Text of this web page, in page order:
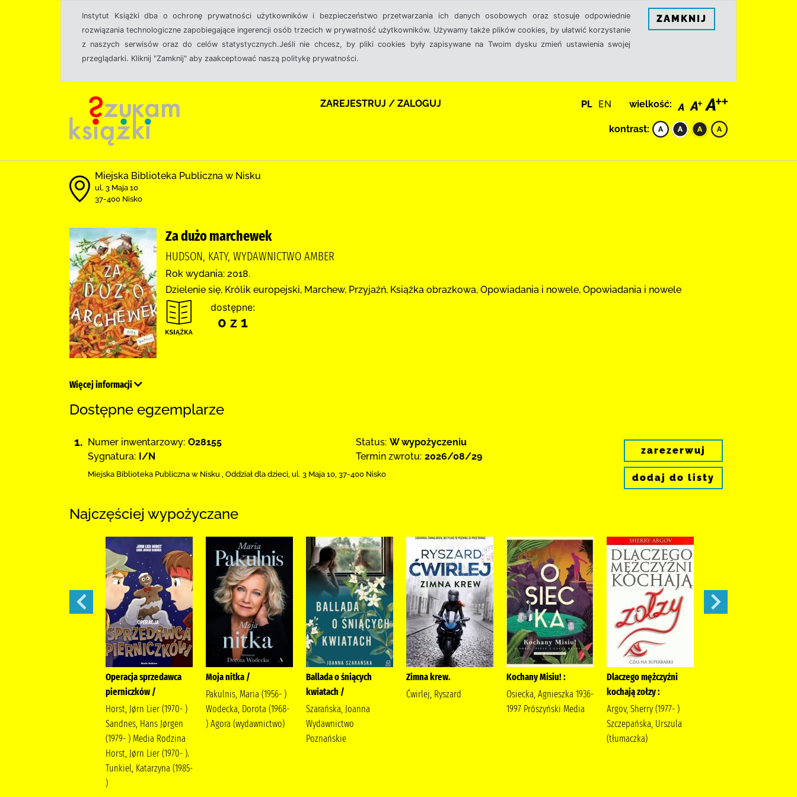
Instytut Książki dba o ochronę prywatności użytkowników i bezpieczeństwo przetwarzania ich danych osobowych oraz stosuje odpowiednie
rozwiązania technologiczne zapobiegające ingerencji osób trzecich w prywatność użytkowników. Używamy także plików cookies, by ułatwić korzystanie
z naszych serwisów oraz do celów statystycznych.Jeśli nie chcesz, by pliki cookies były zapisywane na Twoim dysku zmień ustawienia swojej
przeglądarki. Kliknij "Zamknij" aby zaakceptować naszą politykę prywatności.
ZAMKNIJ
ZAREJESTRUJ / ZALOGUJ PL EN wielkość:
kontrast:
Miejska Biblioteka Publiczna w Nisku
ul. 3 Maja 10
37-400 Nisko
Za dużo marchewek
HUDSON, KATY, WYDAWNICTWO AMBER
Rok wydania: 2018.
Dzielenie się, Królik europejski, Marchew, Przyjaźń, Książka obrazkowa, Opowiadania i nowele, Opowiadania i nowele
dostępne:
0 z 1
Więcej informacji
Dostępne egzemplarze
1. Numer inwentarzowy: O28155
Sygnatura: I/N
Status: W wypożyczeniu
Termin zwrotu: 2026/08/29
Miejska Biblioteka Publiczna w Nisku , Oddział dla dzieci, ul. 3 Maja 10, 37-400 Nisko
zarezerwuj
dodaj do listy
Najczęściej wypożyczane
Operacja sprzedawca
pierniczków /
Horst, Jørn Lier (1970- )
Sandnes, Hans Jørgen
(1979- ) Media Rodzina
Horst, Jørn Lier (1970- ).
Tunkiel, Katarzyna (1985-
)
Moja nitka /
Pakulnis, Maria (1956- )
Wodecka, Dorota (1968-
) Agora (wydawnictwo)
Ballada o śniących
kwiatach /
Szarańska, Joanna
Wydawnictwo
Poznańskie
Zimna krew.
Ćwirlej, Ryszard
Kochany Misiu! :
Osiecka, Agnieszka 1936-
1997 Prószyński Media
Dlaczego mężczyźni
kochają zołzy :
Argov, Sherry (1977- )
Szczepańska, Urszula
(tłumaczka)